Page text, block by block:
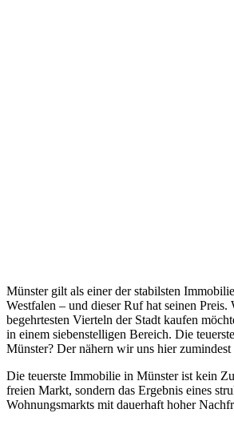
Münster gilt als einer der stabilsten
Westfalen – und dieser Ruf hat seinen Preis.
begehrtesten Vierteln der Stadt kaufen
in einem siebenstelligen Bereich. Die
Münster? Der nähern wir uns hier zumindest
Die teuerste Immobilie in Münster ist kein
freien Markt, sondern das Ergebnis eines
Wohnungsmarkts mit dauerhaft hoher